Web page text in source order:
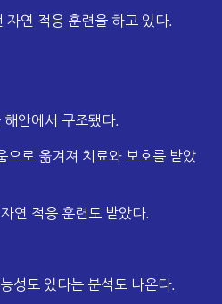
자연 적응 훈련을 하고 있다.
안에서 구조됐다.
으로 옮겨져 치료와 보호를 받았
연 적응 훈련도 받았다.
성도 있다는 분석도 나온다.